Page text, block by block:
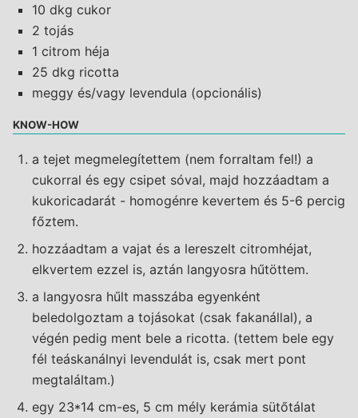
10 dkg cukor
2 tojás
1 citrom héja
25 dkg ricotta
meggy és/vagy levendula (opcionális)
KNOW-HOW
a tejet megmelegítettem (nem forraltam fel!) a
cukorral és egy csipet sóval, majd hozzáadtam a
kukoricadarát - homogénre kevertem és 5-6 percig
főztem.
hozzáadtam a vajat és a lereszelt citromhéjat,
elkvertem ezzel is, aztán langyosra hűtöttem.
a langyosra hűlt masszába egyenként
beledolgoztam a tojásokat (csak fakanállal), a
végén pedig ment bele a ricotta. (tettem bele egy
fél teáskanálnyi levendulát is, csak mert pont
megtaláltam.)
egy 23*14 cm-es, 5 cm mély kerámia sütőtálat